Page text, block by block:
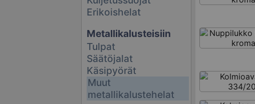
Erikoishelat
Metallikalusteisiin
Tulpat
Säätöjalat
Käsipyörät
Muut
metallikalustehelat